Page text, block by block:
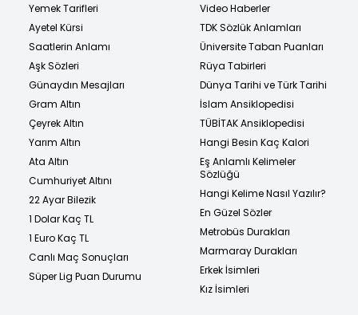
Yemek Tarifleri
Ayetel Kürsi
Saatlerin Anlamı
Aşk Sözleri
Günaydın Mesajları
Gram Altın
Çeyrek Altın
Yarım Altın
Ata Altın
Cumhuriyet Altını
22 Ayar Bilezik
1 Dolar Kaç TL
1 Euro Kaç TL
Canlı Maç Sonuçları
Süper Lig Puan Durumu
Video Haberler
TDK Sözlük Anlamları
Üniversite Taban Puanları
Rüya Tabirleri
Dünya Tarihi ve Türk Tarihi
İslam Ansiklopedisi
TÜBİTAK Ansiklopedisi
Hangi Besin Kaç Kalori
Eş Anlamlı Kelimeler
Sözlüğü
Hangi Kelime Nasıl Yazılır?
En Güzel Sözler
Metrobüs Durakları
Marmaray Durakları
Erkek İsimleri
Kız İsimleri